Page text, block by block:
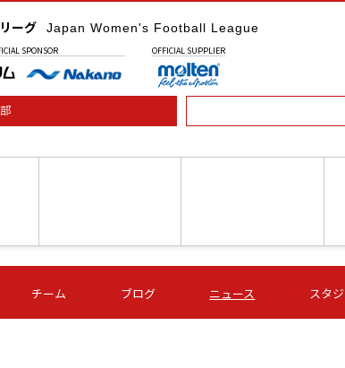
ーグ Japan Women's Football League
SPONSOR OFFICIAL SUPPLIER
第16節 09/05 (土) 16:00
ＡＧＦ
-
いちご
-
チーム ブログ ニュース スタ